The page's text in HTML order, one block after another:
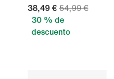
38,49 € 54,99 €
30 % de
descuento